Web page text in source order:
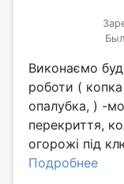
Виконаємо
роботи (
опалубка, ) -
перекриття,
огорожі під
Подробнее